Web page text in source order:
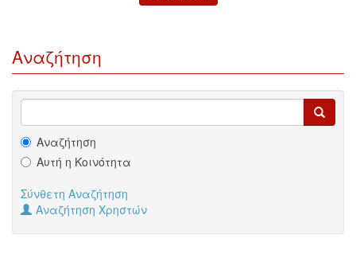
Αναζήτηση
Αναζήτηση
Αυτή η Κοινότητα
Σύνθετη Αναζήτηση
Αναζήτηση Χρηστών